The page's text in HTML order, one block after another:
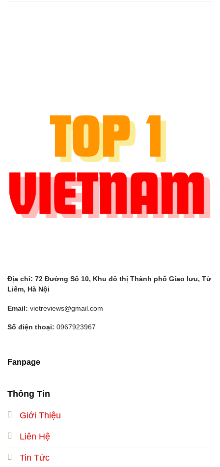
Địa chỉ: 72 Đường Số 10, Khu đô thị Thành phố Giao lưu, Từ
Liêm, Hà Nội
Email: vietreviews@gmail.com
Số điện thoại: 0967923967
Thông Tin
Giới Thiệu
Liên Hệ
Tin Tức
Fanpage